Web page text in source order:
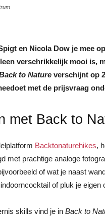
en Nicola Dow je mee
verschrikkelijk mooi is,
to Natureverschijnt op
met de prijsvraag
met Back to
Backtonaturehikes,
met prachtige analoge
of wat je naast
of pluk je
skills vind je in Back to